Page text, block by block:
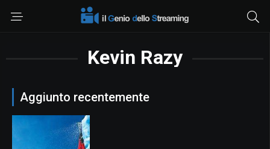
Kevin Razy
Aggiunto recentemente